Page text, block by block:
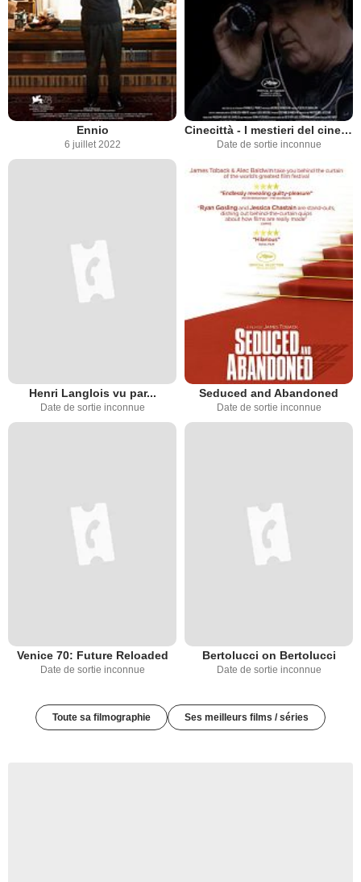
Ennio
6 juillet 2022
Cinecittà - I mestieri del cinema Bernardo Bertolucci
Date de sortie inconnue
Henri Langlois vu par...
Date de sortie inconnue
Seduced and Abandoned
Date de sortie inconnue
Venice 70: Future Reloaded
Date de sortie inconnue
Bertolucci on Bertolucci
Date de sortie inconnue
Toute sa filmographie Ses meilleurs films / séries